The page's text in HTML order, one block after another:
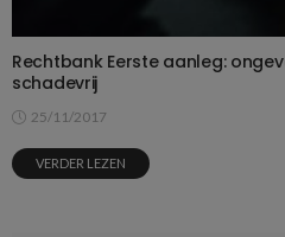
Rechtbank Eerste aanleg:
schadevrij
25/11/2017
VERDER LEZEN